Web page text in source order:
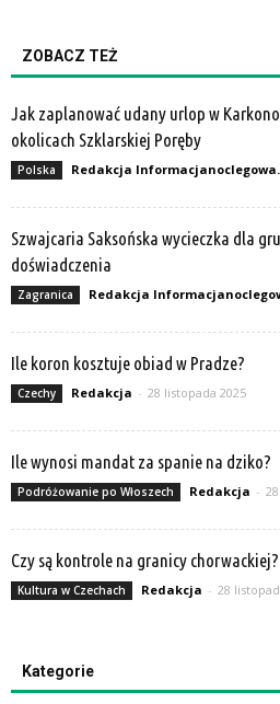
ZOBACZ TEŻ
Jak zaplanować udany urlop w
okolicach Szklarskiej Poręby
Polska Redakcja
Szwajcaria Saksońska wycieczka dla
doświadczenia
Zagranica Redakcja
Ile koron kosztuje obiad w Pradze?
Czechy Redakcja - 28 listopada 2025
Ile wynosi mandat za spanie na dziko?
Podróżowanie po Włoszech Redakcja -
Czy są kontrole na granicy chorwackiej?
Kultura w Czechach Redakcja - 28
Kategorie